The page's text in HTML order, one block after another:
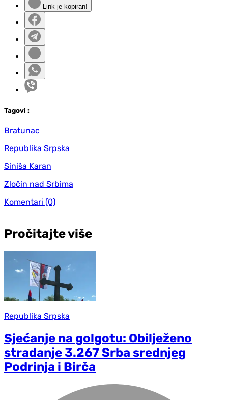
Link je kopiran!
Tagovi :
Bratunac
Republika Srpska
Siniša Karan
Zločin nad Srbima
Komentari (0)
Pročitajte više
Republika Srpska
Sjećanje na golgotu: Obilježeno
stradanje 3.267 Srba srednjeg
Podrinja i Birča